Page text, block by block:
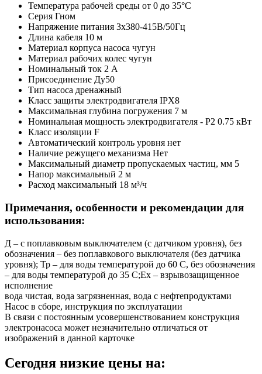
Температура рабочей среды от 0 до 35°C
Серия Гном
Напряжение питания 3х380-415В/50Гц
Длина кабеля 10 м
Материал корпуса насоса чугун
Материал рабочих колес чугун
Номинальный ток 2 A
Присоединение Ду50
Тип насоса дренажный
Класс защиты электродвигателя IPX8
Максимальная глубина погружения 7 м
Номинальная мощность электродвигателя - P2 0.75 кВт
Класс изоляции F
Автоматический контроль уровня нет
Наличие режущего механизма Нет
Максимальный диаметр пропускаемых частиц, мм 5
Напор максимальный 2 м
Расход максимальный 18 м³/ч
Примечания, особенности и рекомендации для
использования:
Д – с поплавковым выключателем (с датчиком уровня), без
обозначения – без поплавкового выключателя (без датчика
уровня); Тр – для воды температурой до 60 С, без обозначения
– для воды температурой до 35 С;Ex – взрывозащищенное
исполнение
вода чистая, вода загрязненная, вода с нефтепродуктами
Насос в сборе, инструкция по эксплуатации
В связи с постоянным усовершенствованием конструкция
электронасоса может незначительно отличаться от
изображений в данной карточке
Сегодня низкие цены на: